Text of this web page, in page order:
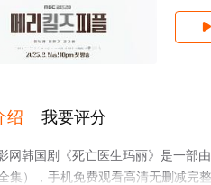
集/大结局

绍 我要评分
网韩国剧《死亡医生玛丽》是一部
全集），手机免费观看高清无删减